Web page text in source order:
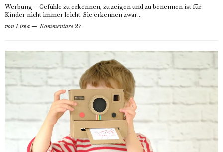
Werbung – Gefühle zu erkennen, zu zeigen und zu benennen ist für
Kinder nicht immer leicht. Sie erkennen zwar...
von Liska Kommentare 27